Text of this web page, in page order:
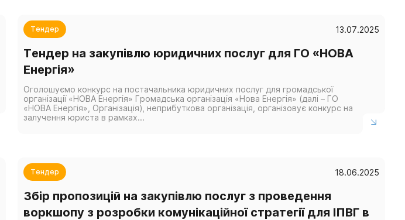
Тендер 13.07.2025
Тендер на закупівлю юридичних послуг для ГО «НОВА
Енергія»
Оголошуємо конкурс на постачальника юридичних послуг для громадської
організації «НОВА Енергія» Громадська організація «Нова Енергія» (далі – ГО
«НОВА Енергія», Організація), неприбуткова організація, організовує конкурс на
залучення юриста в рамках...
Тендер 18.06.2025
Збір пропозицій на закупівлю послуг з проведення
воркшопу з розробки комунікаційної стратегії для ІПВГ в